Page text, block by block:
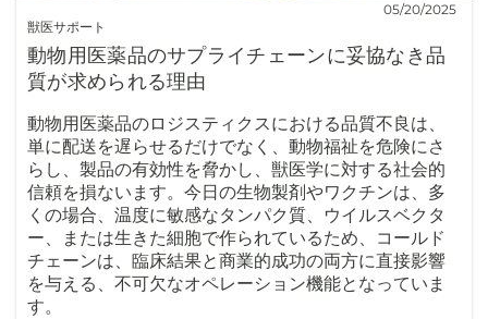
獣医サポート
05/20/2025
動物用医薬品のサプライチェーンに妥協なき品
質が求められる理由
動物用医薬品のロジスティクスにおける品質不良は、
単に配送を遅らせるだけでなく、動物福祉を危険にさ
らし、製品の有効性を脅かし、獣医学に対する社会的
信頼を損ないます。今日の生物製剤やワクチンは、多
くの場合、温度に敏感なタンパク質、ウイルスベクタ
ー、または生きた細胞で作られているため、コールド
チェーンは、臨床結果と商業的成功の両方に直接影響
を与える、不可欠なオペレーション機能となっていま
す。